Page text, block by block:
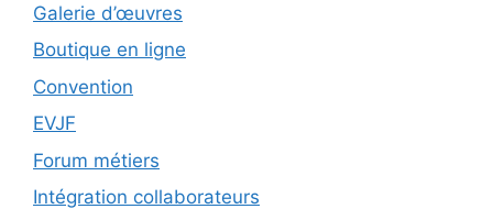
Galerie d’œuvres
Boutique en ligne
Convention
EVJF
Forum métiers
Intégration collaborateurs